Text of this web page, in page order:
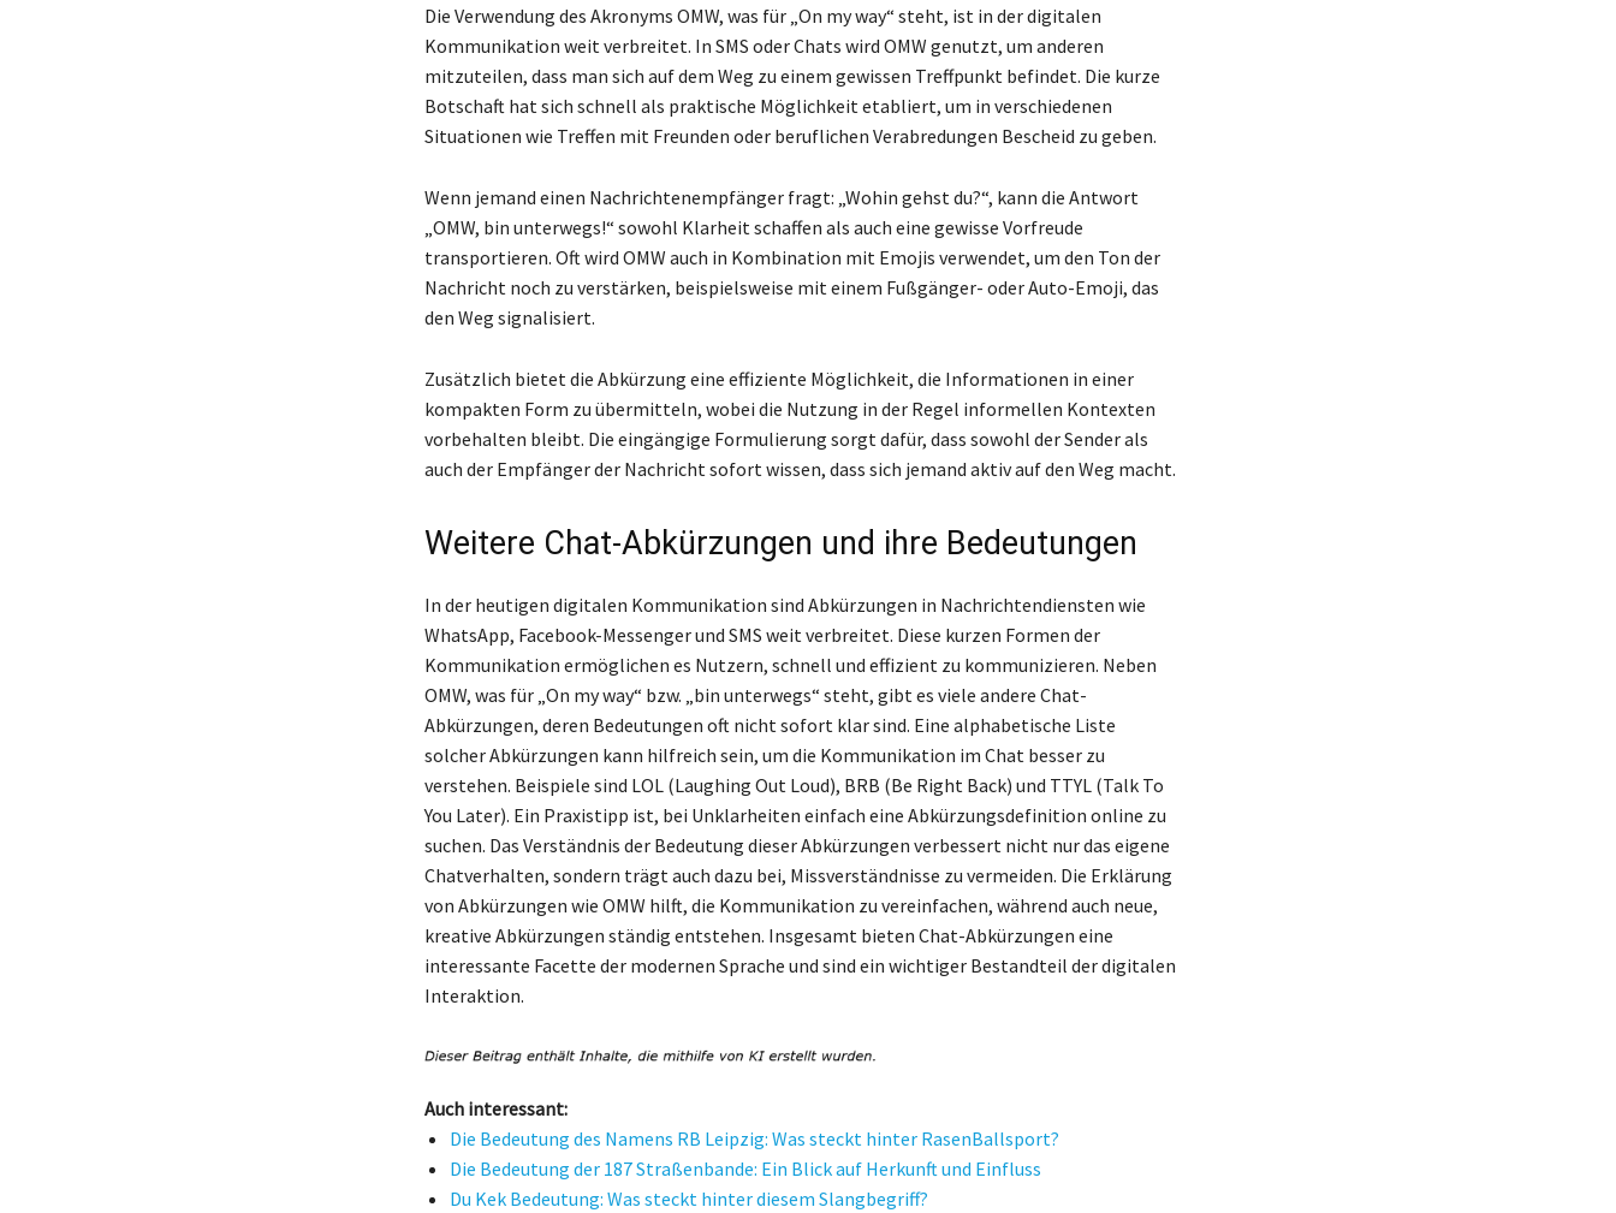
Die Verwendung des Akronyms OMW, was für „On my way“ steht, ist in der digitalen
Kommunikation weit verbreitet. In SMS oder Chats wird OMW genutzt, um anderen
mitzuteilen, dass man sich auf dem Weg zu einem gewissen Treffpunkt befindet. Die kurze
Botschaft hat sich schnell als praktische Möglichkeit etabliert, um in verschiedenen
Situationen wie Treffen mit Freunden oder beruflichen Verabredungen Bescheid zu geben.
Wenn jemand einen Nachrichtenempfänger fragt: „Wohin gehst du?“, kann die Antwort
„OMW, bin unterwegs!“ sowohl Klarheit schaffen als auch eine gewisse Vorfreude
transportieren. Oft wird OMW auch in Kombination mit Emojis verwendet, um den Ton der
Nachricht noch zu verstärken, beispielsweise mit einem Fußgänger- oder Auto-Emoji, das
den Weg signalisiert.
Zusätzlich bietet die Abkürzung eine effiziente Möglichkeit, die Informationen in einer
kompakten Form zu übermitteln, wobei die Nutzung in der Regel informellen Kontexten
vorbehalten bleibt. Die eingängige Formulierung sorgt dafür, dass sowohl der Sender als
auch der Empfänger der Nachricht sofort wissen, dass sich jemand aktiv auf den Weg macht.
Weitere Chat-Abkürzungen und ihre Bedeutungen
In der heutigen digitalen Kommunikation sind Abkürzungen in Nachrichtendiensten wie
WhatsApp, Facebook-Messenger und SMS weit verbreitet. Diese kurzen Formen der
Kommunikation ermöglichen es Nutzern, schnell und effizient zu kommunizieren. Neben
OMW, was für „On my way“ bzw. „bin unterwegs“ steht, gibt es viele andere Chat-
Abkürzungen, deren Bedeutungen oft nicht sofort klar sind. Eine alphabetische Liste
solcher Abkürzungen kann hilfreich sein, um die Kommunikation im Chat besser zu
verstehen. Beispiele sind LOL (Laughing Out Loud), BRB (Be Right Back) und TTYL (Talk To
You Later). Ein Praxistipp ist, bei Unklarheiten einfach eine Abkürzungsdefinition online zu
suchen. Das Verständnis der Bedeutung dieser Abkürzungen verbessert nicht nur das eigene
Chatverhalten, sondern trägt auch dazu bei, Missverständnisse zu vermeiden. Die Erklärung
von Abkürzungen wie OMW hilft, die Kommunikation zu vereinfachen, während auch neue,
kreative Abkürzungen ständig entstehen. Insgesamt bieten Chat-Abkürzungen eine
interessante Facette der modernen Sprache und sind ein wichtiger Bestandteil der digitalen
Interaktion.
Auch interessant:
Die Bedeutung des Namens RB Leipzig: Was steckt hinter RasenBallsport?
Die Bedeutung der 187 Straßenbande: Ein Blick auf Herkunft und Einfluss
Du Kek Bedeutung: Was steckt hinter diesem Slangbegriff?